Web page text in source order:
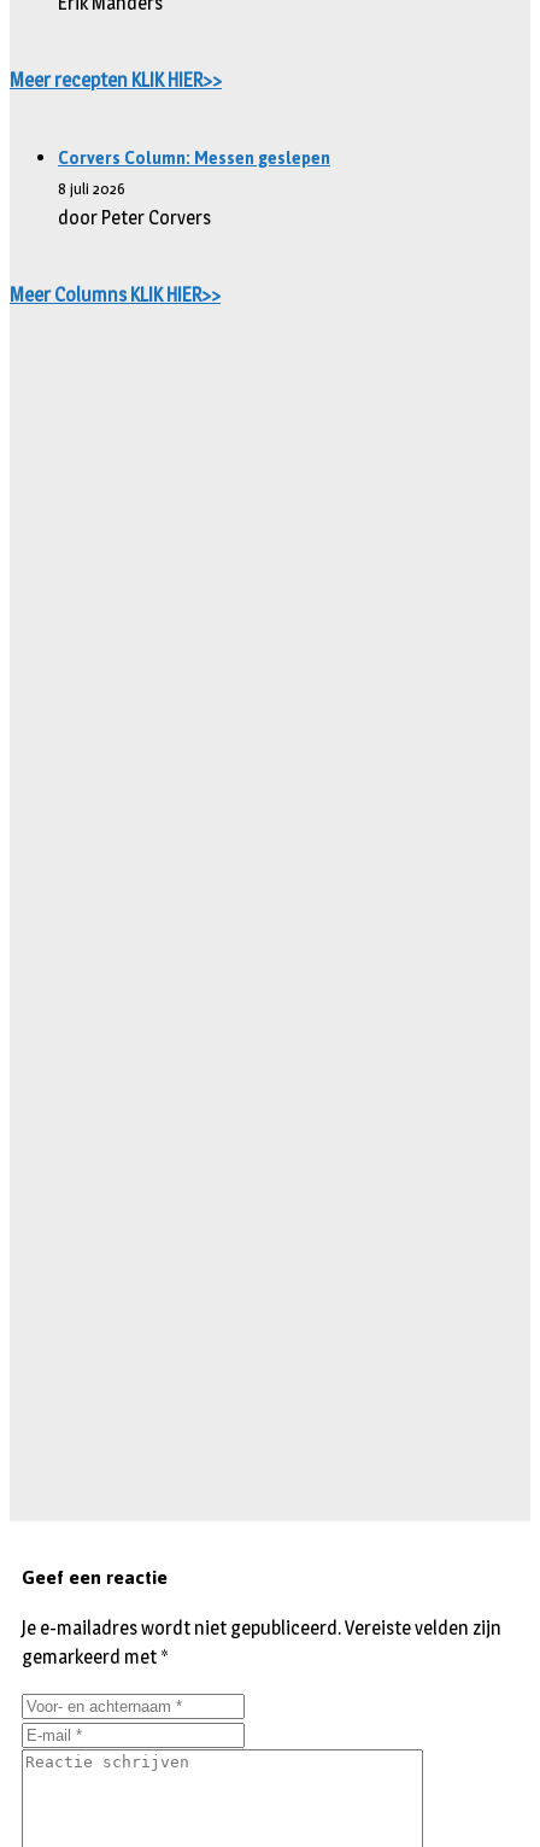
Meer recepten KLIK HIER>>
Corvers Column: Messen geslepen
8 juli 2026
door Peter Corvers
Meer Columns KLIK HIER>>
Geef een reactie
Je e-mailadres wordt niet gepubliceerd.Vereiste velden zijn
gemarkeerd met *